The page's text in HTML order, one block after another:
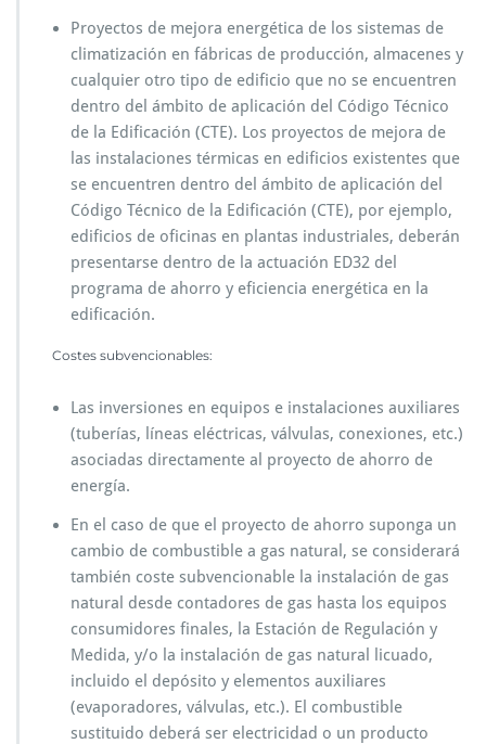
Proyectos de mejora energética de los sistemas de
climatización en fábricas de producción, almacenes y
cualquier otro tipo de edificio que no se encuentren
dentro del ámbito de aplicación del Código Técnico
de la Edificación (CTE). Los proyectos de mejora de
las instalaciones térmicas en edificios existentes que
se encuentren dentro del ámbito de aplicación del
Código Técnico de la Edificación (CTE), por ejemplo,
edificios de oficinas en plantas industriales, deberán
presentarse dentro de la actuación ED32 del
programa de ahorro y eficiencia energética en la
edificación.
Costes subvencionables:
Las inversiones en equipos e instalaciones auxiliares
(tuberías, líneas eléctricas, válvulas, conexiones, etc.)
asociadas directamente al proyecto de ahorro de
energía.
En el caso de que el proyecto de ahorro suponga un
cambio de combustible a gas natural, se considerará
también coste subvencionable la instalación de gas
natural desde contadores de gas hasta los equipos
consumidores finales, la Estación de Regulación y
Medida, y/o la instalación de gas natural licuado,
incluido el depósito y elementos auxiliares
(evaporadores, válvulas, etc.). El combustible
sustituido deberá ser electricidad o un producto